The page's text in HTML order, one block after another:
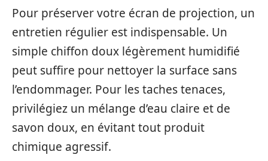
Pour préserver votre écran de projection, un
entretien régulier est indispensable. Un
simple chiffon doux légèrement humidifié
peut suffire pour nettoyer la surface sans
l’endommager. Pour les taches tenaces,
privilégiez un mélange d’eau claire et de
savon doux, en évitant tout produit
chimique agressif.